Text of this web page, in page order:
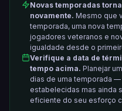
Novas temporadas
novamente. Mesmo que
temporada, uma nova
jogadores veteranos e
igualdade desde o
Verifique a data de
tempo acima. Planejar
dias de uma temporada
estabelecidas mas ainda
eficiente do seu esforço